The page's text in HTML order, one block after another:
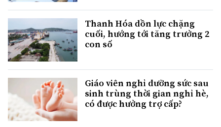
Thanh Hóa dồn lực chặng
cuối, hướng tới tăng trưởng 2
con số
Giáo viên nghỉ dưỡng sức sau
sinh trùng thời gian nghỉ hè,
có được hưởng trợ cấp?